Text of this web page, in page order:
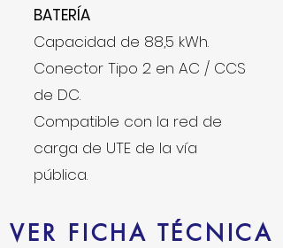
BATERÍA
Capacidad de 88,5 kWh.
Conector Tipo 2 en AC / CCS
de DC.
Compatible con la red de
carga de UTE de la vía
pública.
VER FICHA TÉCNICA